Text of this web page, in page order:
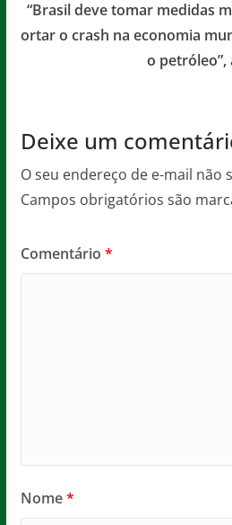
o
o
p
p
e
“Brasil deve tomar medidas
ortar o crash na economia
o
Deixe um
O seu endereço de e-mail não
Campos obrigatórios são
Comentário *
Nome*